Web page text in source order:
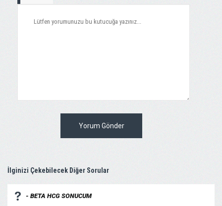
Yorum Gönder
İlginizi Çekebilecek Diğer Sorular
- BETA HCG SONUCUM